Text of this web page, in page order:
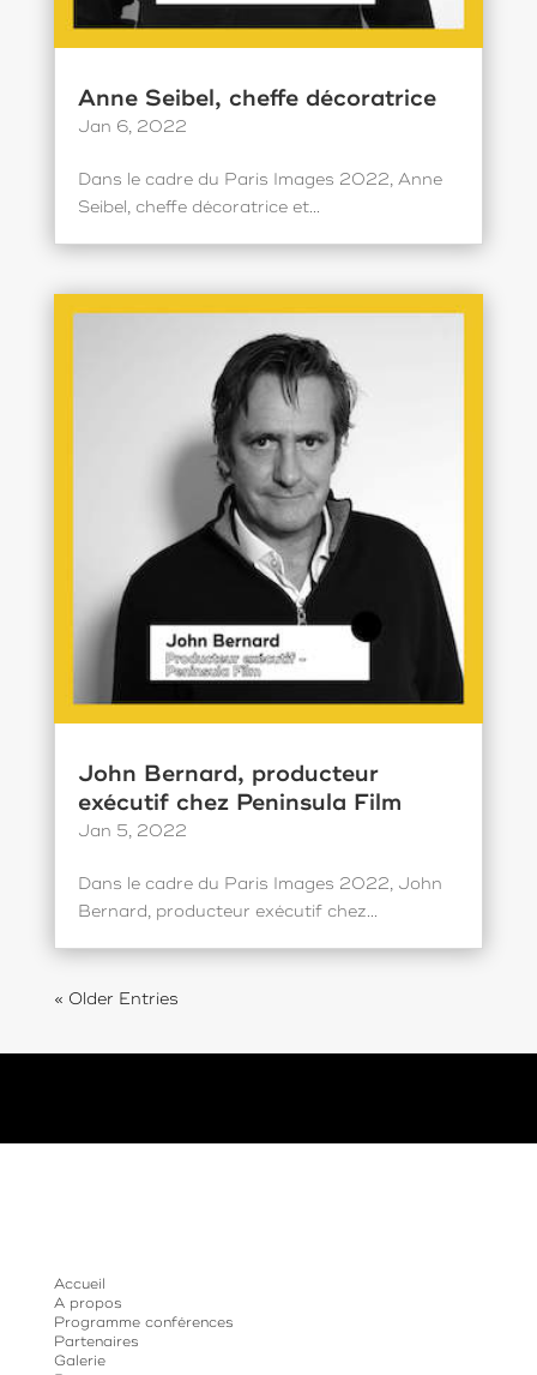
Anne Seibel, cheffe décoratrice
Jan 6, 2022
Dans le cadre du Paris Images 2022, Anne
Seibel, cheffe décoratrice et...
John Bernard, producteur
exécutif chez Peninsula Film
Jan 5, 2022
Dans le cadre du Paris Images 2022, John
Bernard, producteur exécutif chez...
« Older Entries
Accueil
A propos
Programme conférences
Partenaires
Galerie